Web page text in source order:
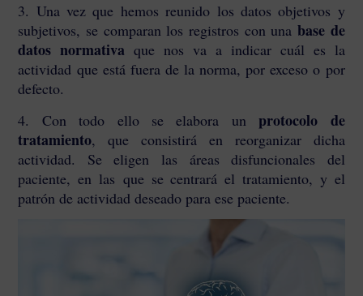
3. Una vez que hemos reunido los datos objetivos y
subjetivos, se comparan los registros con una base de
datos normativa que nos va a indicar cuál es la
actividad que está fuera de la norma, por exceso o por
defecto.
4. Con todo ello se elabora unprotocolo de
tratamiento, que consistirá en reorganizar dicha
actividad. Se eligen las áreas disfuncionales del
paciente, en las que se centrará el tratamiento, y el
patrón de actividad deseado para ese paciente.